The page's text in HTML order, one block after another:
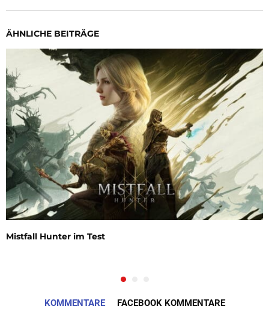
ÄHNLICHE BEITRÄGE
Mistfall Hunter im Test
KOMMENTARE FACEBOOK KOMMENTARE